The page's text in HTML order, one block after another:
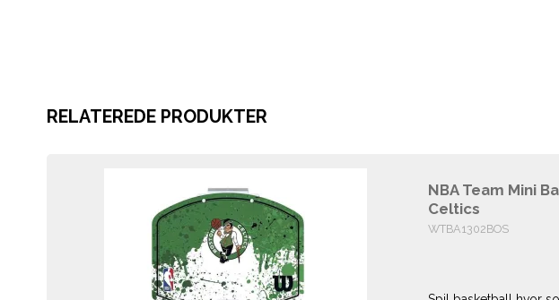
RELATEREDE PRODUKTER
NBA Team Mini
Celtics
WTBA1302BOS